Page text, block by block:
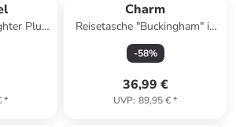
Plus"
x (T)29
*
Charm
Reisetasche "Buckingham" in
Hellbraun - (B)65 x (H)36 x
(T)20 cm
-58%
36,99 €
UVP: 89,95 €*